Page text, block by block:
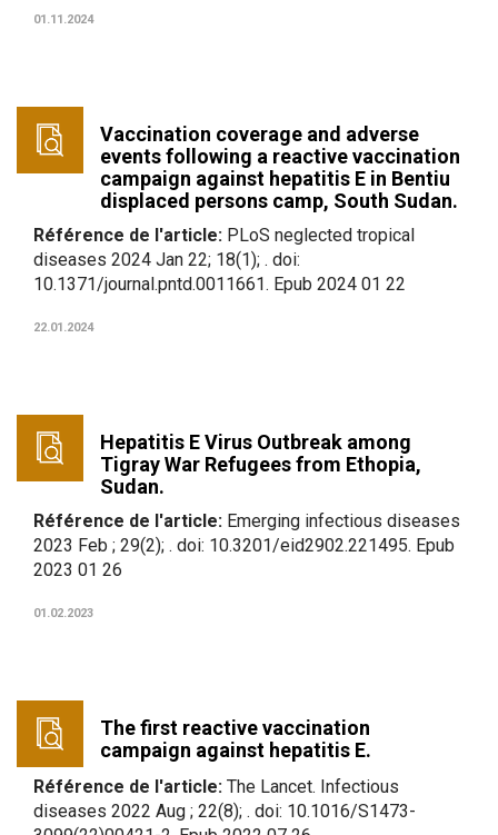
01.11.2024
Vaccination coverage and adverse
events following a reactive vaccination
campaign against hepatitis E in Bentiu
displaced persons camp, South Sudan.
Référence de l'article: PLoS neglected tropical
diseases 2024 Jan 22; 18(1); . doi:
10.1371/journal.pntd.0011661. Epub 2024 01 22
22.01.2024
Hepatitis E Virus Outbreak among
Tigray War Refugees from Ethopia,
Sudan.
Référence de l'article: Emerging infectious diseases
2023 Feb ; 29(2); . doi: 10.3201/eid2902.221495. Epub
2023 01 26
01.02.2023
The first reactive vaccination
campaign against hepatitis E.
Référence de l'article: The Lancet. Infectious
diseases 2022 Aug ; 22(8); . doi: 10.1016/S1473-